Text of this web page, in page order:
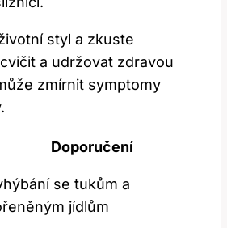
styl a zkuste
a udržovat zdravou
zmírnit symptomy
Doporučení
se tukům a
jídlům